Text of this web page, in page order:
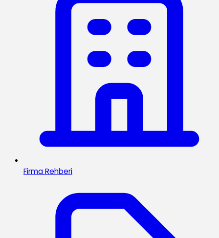
Firma Rehberi